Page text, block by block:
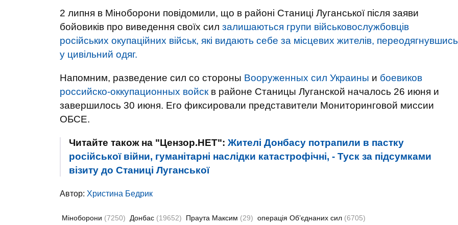
2 липня в Міноборони повідомили, що в районі Станиці Луганської після заяви
бойовиків про виведення своїх сил залишаються групи військовослужбовців
російських окупаційних військ, які видають себе за місцевих жителів, переодягнувшись
у цивільний одяг.
Напомним, разведение сил со стороны Вооруженных сил Украины и боевиков
российско-оккупационных войск в районе Станицы Луганской началось 26 июня и
завершилось 30 июня. Его фиксировали представители Мониторинговой миссии
ОБСЕ.
Читайте також на "Цензор.НЕТ": Жителі Донбасу потрапили в пастку
російської війни, гуманітарні наслідки катастрофічні, - Туск за підсумками
візиту до Станиці Луганської
Автор: Христина Бедрик
Міноборони (7250) Донбас (19652) Праута Максим (29) операція Об’єднаних сил (6705)